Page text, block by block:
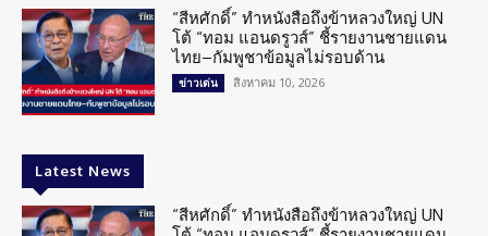
“สีหศักดิ์” ทำหนังสือถึงข้าหลวงใหญ่ UN
โต้ “ทอม แอนดรูวส์” ชี้รายงานชายแดน
ไทย–กัมพูชาข้อมูลไม่รอบด้าน
ข่าวเด่น สิงหาคม 10, 2026
Latest News
“สีหศักดิ์” ทำหนังสือถึงข้าหลวงใหญ่ UN